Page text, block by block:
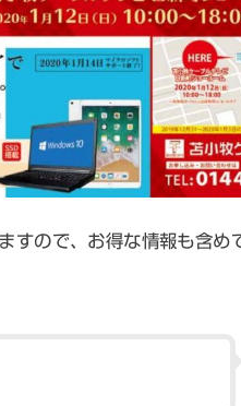
すので、お得な情報も含め